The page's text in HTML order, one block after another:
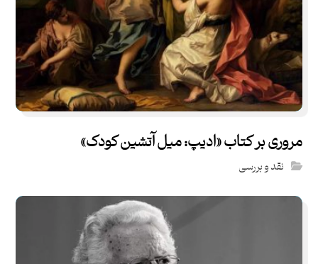
مروری بر کتاب «ادیپ: میل آتشین کودک»
نقد و بررسی